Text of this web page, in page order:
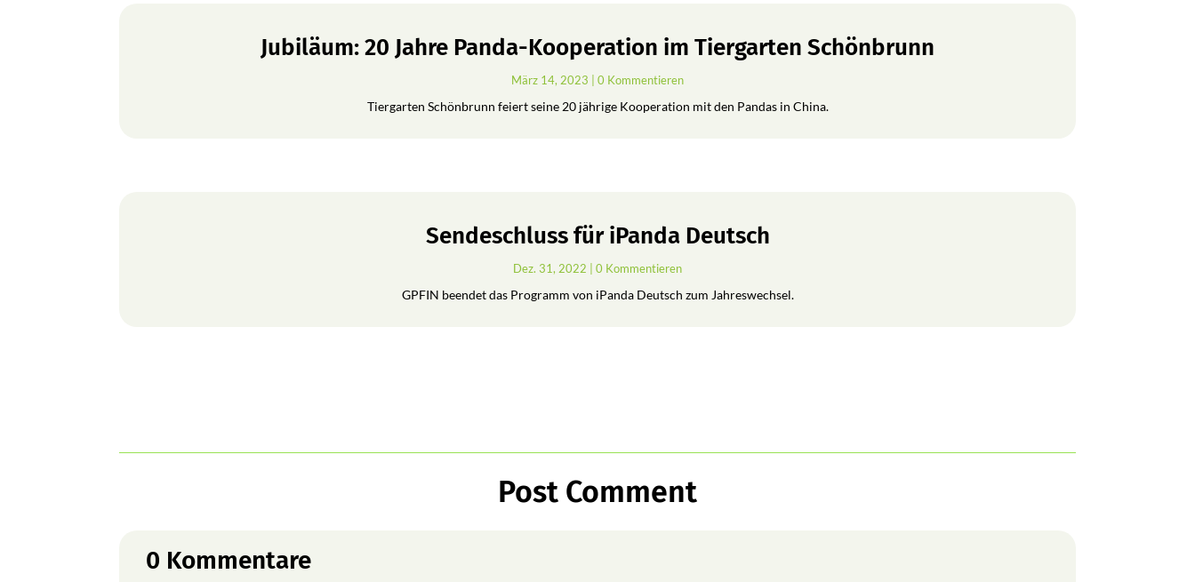
Jubiläum: 20 Jahre Panda-Kooperation im Tiergarten Schönbrunn
März 14, 2023 | 0 Kommentieren
Tiergarten Schönbrunn feiert seine 20 jährige Kooperation mit den Pandas in China.
Sendeschluss für iPanda Deutsch
Dez. 31, 2022 | 0 Kommentieren
GPFIN beendet das Programm von iPanda Deutsch zum Jahreswechsel.
Post Comment
0 Kommentare